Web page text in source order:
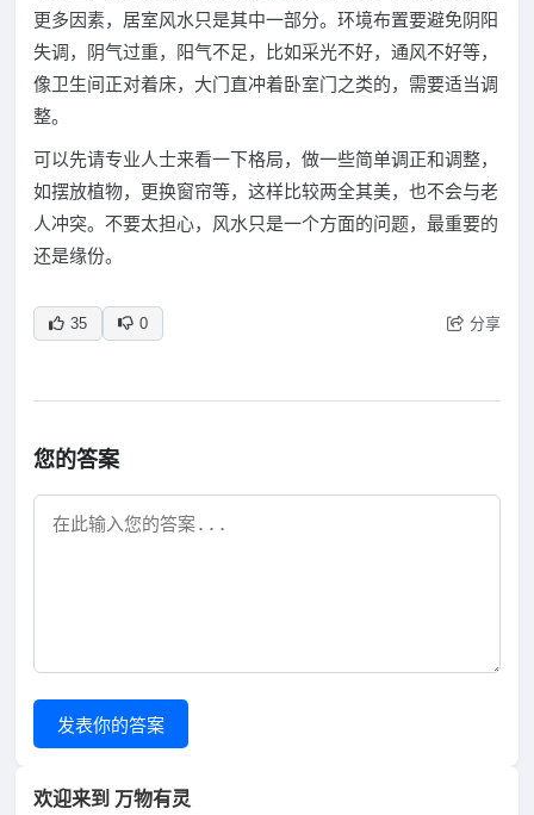
更多因素，居室风水只是其中一部分。环境布置要避免阴阳
失调，阴气过重，阳气不足，比如采光不好，通风不好等，
像卫生间正对着床，大门直冲着卧室门之类的，需要适当调
整。
可以先请专业人士来看一下格局，做一些简单调正和调整，
如摆放植物，更换窗帘等，这样比较两全其美，也不会与老
人冲突。不要太担心，风水只是一个方面的问题，最重要的
还是缘份。
35 0 分享
您的答案
发表你的答案
欢迎来到 万物有灵